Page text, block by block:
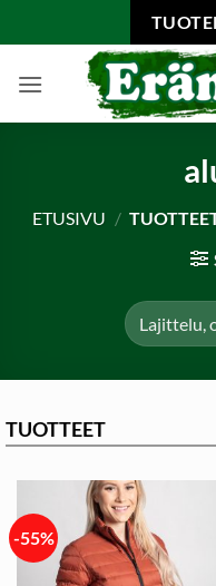
to
ETUSIVU /
TUOTTEET
-55%